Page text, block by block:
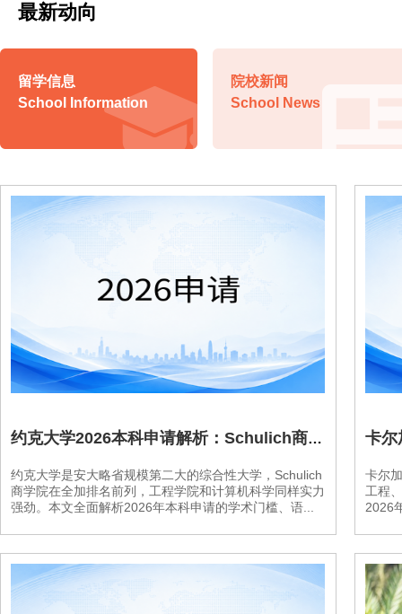
布兰登大学
博瓦立学院
百年理工学院
康尼斯托加学院
卡皮兰诺大学
堪培森学院
哥伦比亚学院
最新动向
留学信息
School Information
院校新闻
School News
约克大学2026本科申请解析：Schulich商学院顶尖竞争力与Lassonde工程学院特色专业、双录取路径及奖学金体系全览
约克大学是安大略省规模第二大的综合性大学，Schulich
商学院在全加排名前列，工程学院和计算机科学同样实力
强劲。本文全面解析2026年本科申请的学术门槛、语...
卡尔
工程
2026